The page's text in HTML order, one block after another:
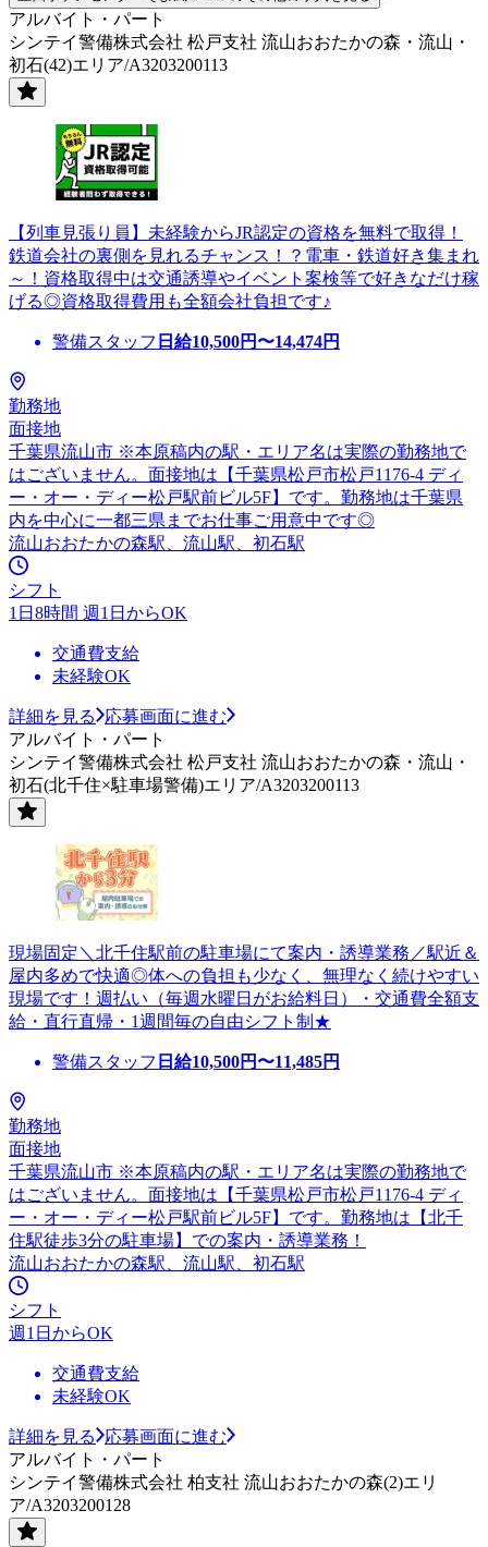
アルバイト・パート
シンテイ警備株式会社 松戸支社 流山おおたかの森・流山・
初石(42)エリア/A3203200113
【列車見張り員】未経験からJR認定の資格を無料で取得！
鉄道会社の裏側を見れるチャンス！？電車・鉄道好き集まれ
～！資格取得中は交通誘導やイベント案検等で好きなだけ稼
げる◎資格取得費用も全額会社負担です♪
警備スタッフ 日給10,500円〜14,474円
勤務地
面接地
千葉県流山市 ※本原稿内の駅・エリア名は実際の勤務地で
はございません。面接地は【千葉県松戸市松戸1176-4 ディ
ー・オー・ディー松戸駅前ビル5F】です。勤務地は千葉県
内を中心に一都三県までお仕事ご用意中です◎
流山おおたかの森駅、流山駅、初石駅
シフト
1日8時間 週1日からOK
交通費支給
未経験OK
詳細を見る
応募画面に進む
アルバイト・パート
シンテイ警備株式会社 松戸支社 流山おおたかの森・流山・
初石(北千住×駐車場警備)エリア/A3203200113
現場固定＼北千住駅前の駐車場にて案内・誘導業務／駅近＆
屋内多めで快適◎体への負担も少なく、無理なく続けやすい
現場です！週払い（毎週水曜日がお給料日）・交通費全額支
給・直行直帰・1週間毎の自由シフト制★
警備スタッフ 日給10,500円〜11,485円
勤務地
面接地
千葉県流山市 ※本原稿内の駅・エリア名は実際の勤務地で
はございません。面接地は【千葉県松戸市松戸1176-4 ディ
ー・オー・ディー松戸駅前ビル5F】です。勤務地は【北千
住駅徒歩3分の駐車場】での案内・誘導業務！
流山おおたかの森駅、流山駅、初石駅
シフト
週1日からOK
交通費支給
未経験OK
詳細を見る
応募画面に進む
アルバイト・パート
シンテイ警備株式会社 柏支社 流山おおたかの森(2)エリ
ア/A3203200128